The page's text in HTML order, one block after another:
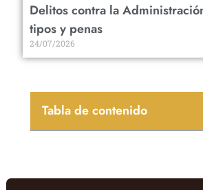
Delitos contra la
tipos y penas
24/07/2026
Tabla de contenido